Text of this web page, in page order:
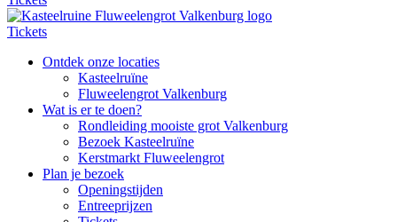
Tickets
Ontdek onze locaties
Kasteelruïne
Fluweelengrot Valkenburg
Wat is er te doen?
Rondleiding mooiste grot Valkenburg
Bezoek Kasteelruïne
Kerstmarkt Fluweelengrot
Plan je bezoek
Openingstijden
Entreeprijzen